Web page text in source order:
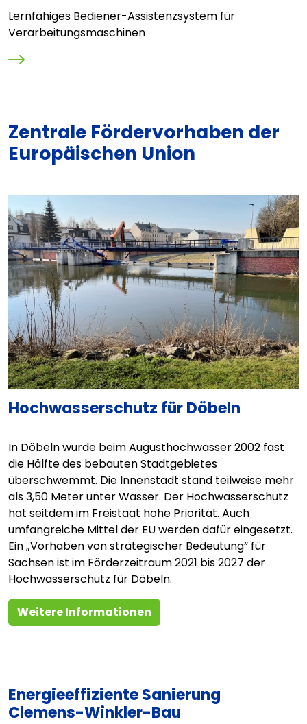
Lernfähiges Bediener-Assistenzsystem für
Verarbeitungsmaschinen
Zentrale Fördervorhaben der
Europäischen Union
Hochwasserschutz für Döbeln
In Döbeln wurde beim Augusthochwasser 2002 fast
die Hälfte des bebauten Stadtgebietes
überschwemmt. Die Innenstadt stand teilweise mehr
als 3,50 Meter unter Wasser. Der Hochwasserschutz
hat seitdem im Freistaat hohe Priorität. Auch
umfangreiche Mittel der EU werden dafür eingesetzt.
Ein „Vorhaben von strategischer Bedeutung“ für
Sachsen ist im Förderzeitraum 2021 bis 2027 der
Hochwasserschutz für Döbeln.
Weitere Informationen
Energieeffiziente Sanierung
Clemens-Winkler-Bau